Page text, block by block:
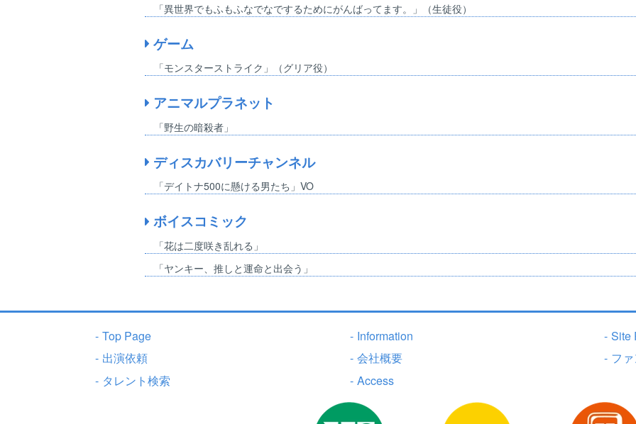
「異世界でもふもふなでなでするためにがんばってます。」（生徒役）
ゲーム
「モンスターストライク」（グリア役）
アニマルプラネット
「野生の暗殺者」
ディスカバリーチャンネル
「デイトナ500に懸ける男たち」VO
ボイスコミック
「花は二度咲き乱れる」
「ヤンキー、推しと運命と出会う」
- Top Page - Information - Site
- 出演依頼 - 会社概要 - フ
- タレント検索 - Access